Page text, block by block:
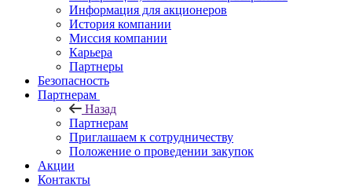
Информация для акционеров
История компании
Миссия компании
Карьера
Партнеры
Безопасность
Партнерам
Назад
Партнерам
Приглашаем к сотрудничеству
Положение о проведении закупок
Акции
Контакты